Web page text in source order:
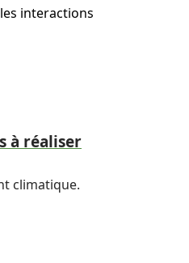
interactions
à réaliser
climatique.